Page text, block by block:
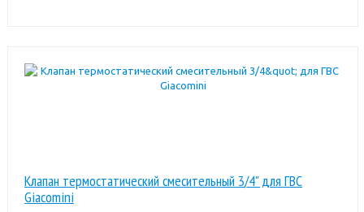
Клапан термостатический смесительный 3/4" для ГВС
Giacomini